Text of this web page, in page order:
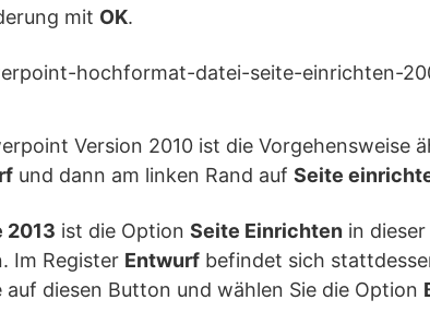
mit OK.
Version 2010 ist die Vorgehensweise
und dann am linken Rand auf Seite
2013 ist die Option Seite Einrichten in
Im Register Entwurf befindet sich
auf diesen Button und wählen Sie die Option